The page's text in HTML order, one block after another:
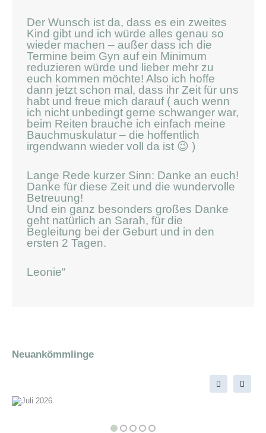
Der Wunsch ist da, dass es ein zweites
Kind gibt und ich würde alles genau so
wieder machen – außer dass ich die
Termine beim Gyn auf ein Minimum
reduzieren würde und lieber mehr zu
euch kommen möchte! Also ich hoffe
dann jetzt schon mal, dass ihr Zeit für uns
habt und freue mich darauf ( auch wenn
ich nicht unbedingt gerne schwanger war,
beim Reiten brauche ich einfach meine
Bauchmuskulatur – die hoffentlich
irgendwann wieder voll da ist 😉 )
Lange Rede kurzer Sinn: Danke an euch!
Danke für diese Zeit und die wundervolle
Betreuung!
Und ein ganz besonders großes Danke
geht natürlich an Sarah, für die
Begleitung bei der Geburt und in den
ersten 2 Tagen.
Leonie“
Neuankömmlinge